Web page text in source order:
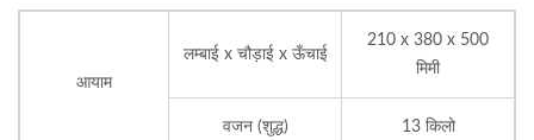
आयाम
लम्बाई x चौड़ाई x ऊँचाई
210 x 380 x 500
मिमी
वजन (शुद्ध) 13 किलो